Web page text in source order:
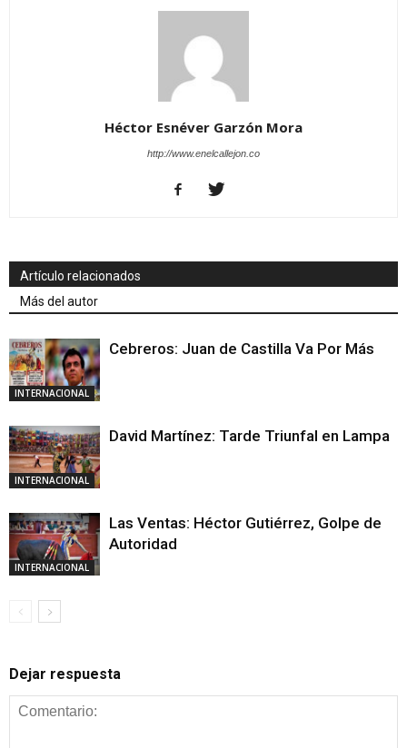
Héctor Esnéver Garzón Mora
http://www.enelcallejon.co
Artículo relacionados
Más del autor
INTERNACIONAL
Cebreros: Juan de Castilla Va Por Más
INTERNACIONAL
David Martínez: Tarde Triunfal en Lampa
INTERNACIONAL
Las Ventas: Héctor Gutiérrez, Golpe de
Autoridad
Dejar respuesta